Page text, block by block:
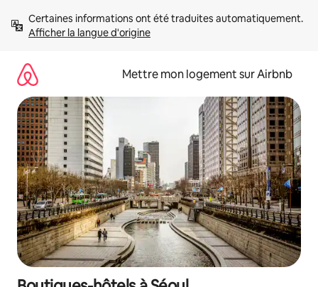
directement
Afficher la langue d'origine
Mettre mon logement sur Airbnb